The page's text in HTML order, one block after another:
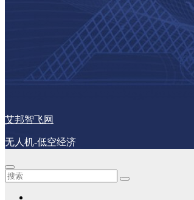
艾邦智飞网
无人机-低空经济